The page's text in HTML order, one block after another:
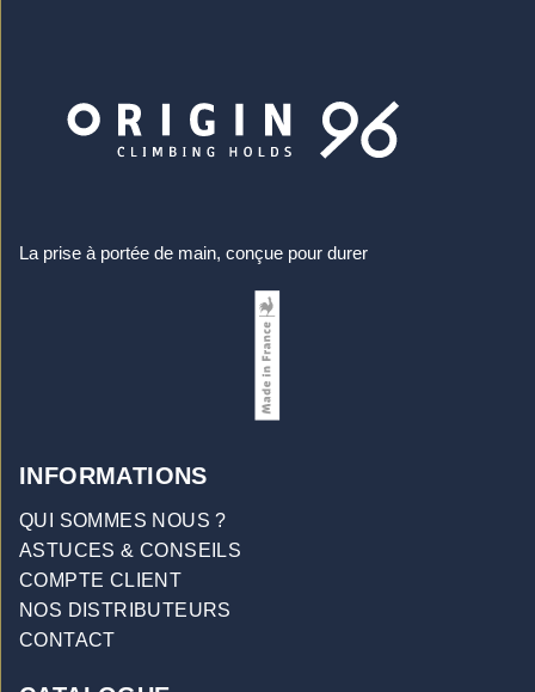
La prise à portée de main, conçue pour durer
INFORMATIONS
QUI SOMMES NOUS ?
ASTUCES & CONSEILS
COMPTE CLIENT
NOS DISTRIBUTEURS
CONTACT